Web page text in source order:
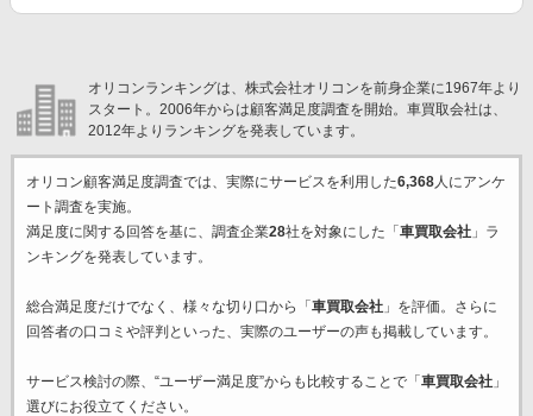
オリコンランキングは、株式会社オリコンを前身企業に1967年より
スタート。2006年からは顧客満足度調査を開始。車買取会社は、
2012年よりランキングを発表しています。
オリコン顧客満足度調査では、実際にサービスを利用した6,368人にアンケ
ート調査を実施。
満足度に関する回答を基に、調査企業28社を対象にした「 車買取会社」ラ
ンキングを発表しています。
総合満足度だけでなく、様々な切り口から「 車買取会社」を評価。さらに
回答者の口コミや評判といった、実際のユーザーの声も掲載しています。
サービス検討の際、“ユーザー満足度”からも比較することで「 車買取会社」
選びにお役立てください。